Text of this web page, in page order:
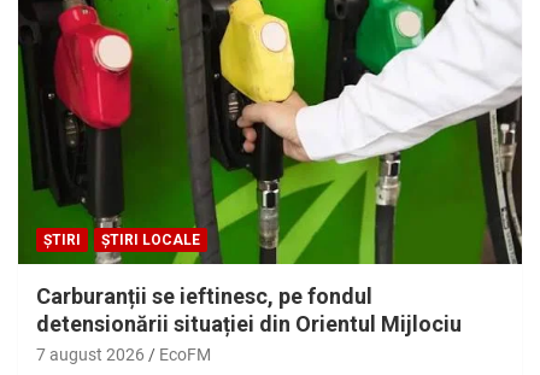
ȘTIRI ȘTIRI LOCALE
Carburanții se ieftinesc, pe fondul
detensionării situației din Orientul Mijlociu
7 august 2026 EcoFM